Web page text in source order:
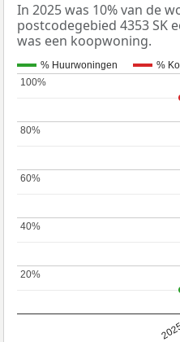
In 2025 was 10% van de
postcodegebied 4353 SK
was een koopwoning.
% Huurwoningen %
20%
20%
40%
40%
60%
60%
80%
80%
100%
100%